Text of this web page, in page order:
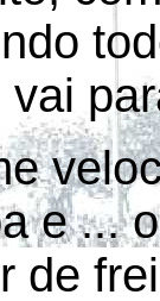
e ...
de